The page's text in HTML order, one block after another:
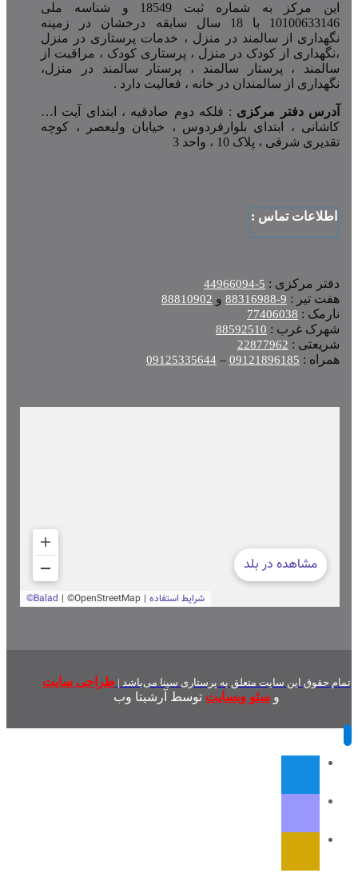
این مرکز به شماره ثبت 18549 و شناسه ملی
10100633146 با 18 سال سابقه درخشان در زمینه
نگهداری از سالمند در منزل ، خدمات پرستاری در منزل
،نگهداری از کودک در منزل ، پرستاری کودک ، مراقبت از
سالمند ، پرستار سالمند ، پرستار سالمند در منزل،
نگهداری از سالمندان در خانه ، فعالیت دارد .
آدرس دفتر مرکزی : فلکه دوم صادقیه ، ابتدای آیت ا…
کاشانی ، ابتدای بلوارفردوس ، خیابان ولیعصر ، کوچه
تقدیری شرقی ، پلاک 10 ، واحد 3
اطلاعات تماس :
دفتر مرکزی : 5-44966094
هفت تیر : 9-88316988 و 88810902
نارمک : 77406038
شهرک غرب : 88592510
شریعتی : 22877962
همراه : 09121896185
–
09125335644
تمام حقوق این سایت متعلق به پرستاری سینا می‌باشد | طراحی سایت
و سئو وبسایت توسط آرشیتا وب